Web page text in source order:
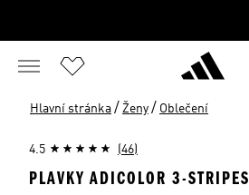
Hlavní stránka / Ženy / Oblečení
4.5 (46)
PLAVKY ADICOLOR 3-STRIPES